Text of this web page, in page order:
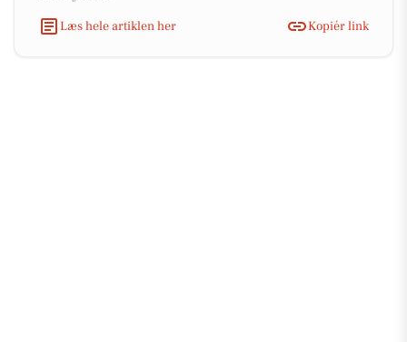
Læs hele artiklen her
Kopiér link